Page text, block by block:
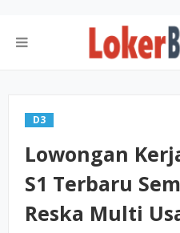
D3
Lowongan
S1 Terbaru
Reska Multi